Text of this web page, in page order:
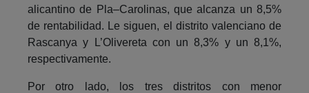
alicantino de Pla–Carolinas, que alcanza un 8,5%
de rentabilidad. Le siguen, el distrito valenciano de
Rascanya y L’Olivereta con un 8,3% y un 8,1%,
respectivamente.
Por otro lado, los tres distritos con menor